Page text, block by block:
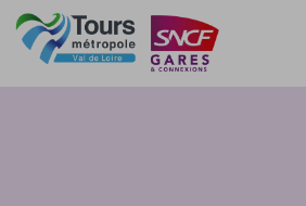
Accèder directement au contenu